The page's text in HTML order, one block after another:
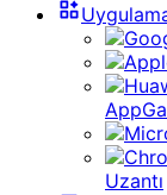
Uzantı